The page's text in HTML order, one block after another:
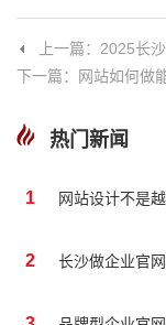
上一篇：2025长
下一篇：网站如何做
热门新闻
1 网站设计不是
2 长沙做企业官